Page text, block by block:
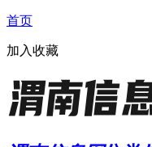
首页
加入收藏